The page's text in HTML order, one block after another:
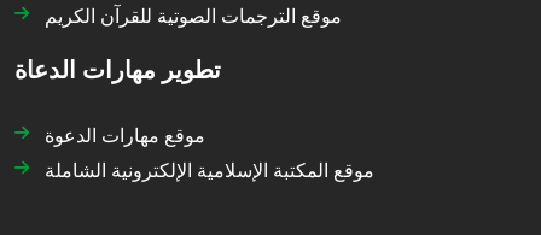
موقع الترجمات الصوتية للقرآن الكريم
تطوير مهارات الدعاة
موقع مهارات الدعوة
موقع المكتبة الإسلامية الإلكترونية الشاملة